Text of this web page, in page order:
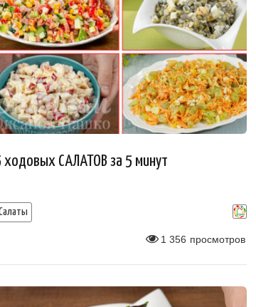
ходовых САЛАТОВ за 5 минут
1 356 просмотров